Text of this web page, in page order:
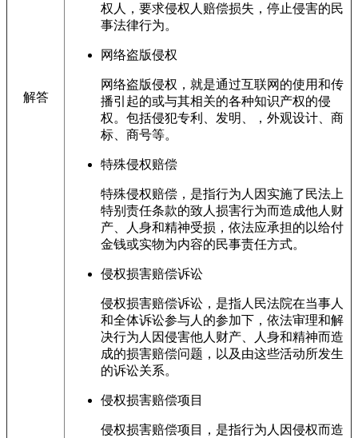
解答
权人，要求侵权人赔偿损失，停止侵害的民
事法律行为。
网络盗版侵权
网络盗版侵权，就是通过互联网的使用和传
播引起的或与其相关的各种知识产权的侵
权。包括侵犯专利、发明、，外观设计、商
标、商号等。
特殊侵权赔偿
特殊侵权赔偿，是指行为人因实施了民法上
特别责任条款的致人损害行为而造成他人财
产、人身和精神受损，依法应承担的以给付
金钱或实物为内容的民事责任方式。
侵权损害赔偿诉讼
侵权损害赔偿诉讼，是指人民法院在当事人
和全体诉讼参与人的参加下，依法审理和解
决行为人因侵害他人财产、人身和精神而造
成的损害赔偿问题，以及由这些活动所发生
的诉讼关系。
侵权损害赔偿项目
侵权损害赔偿项目，是指行为人因侵权而造